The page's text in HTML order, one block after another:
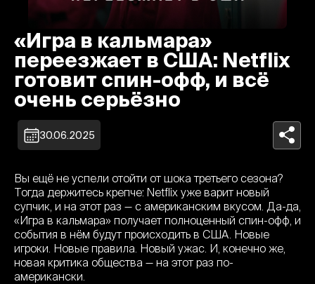
«Игра в кальмара»
переезжает в США: Netflix
готовит спин-офф, и всё
очень серьёзно
30.06.2025
Вы ещё не успели отойти от шока третьего сезона?
Тогда держитесь крепче: Netflix уже варит новый
супчик, и на этот раз — с американским вкусом. Да-да,
«Игра в кальмара» получает полноценный спин-офф, и
события в нём будут происходить в США. Новые
игроки. Новые правила. Новый ужас. И, конечно же,
новая критика общества — на этот раз по-
американски.